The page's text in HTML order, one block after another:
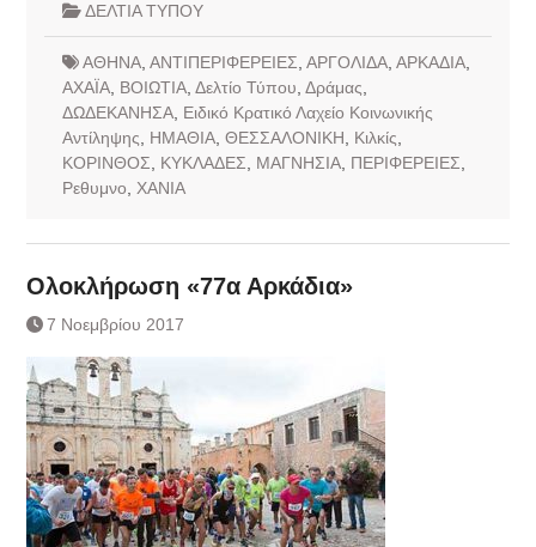
ΔΕΛΤΙΑ ΤΥΠΟΥ
ΑΘΗΝΑ, ΑΝΤΙΠΕΡΙΦΕΡΕΙΕΣ ΑΡΓΟΛΙΔΑ, ΑΡΚΑΔΙΑ,
ΑΧΑΪΑ, ΒΟΙΩΤΙΑ, Δελτίο Τύπου Δράμας
ΔΩΔΕΚΑΝΗΣΑ, Ειδικό Κρατικό Λαχείο Κοινωνικής
Αντίληψης
ΗΜΑΘΙΑ, ΘΕΣΣΑΛΟΝΙΚΗ Κιλκίς
ΚΟΡΙΝΘΟΣ
ΚΥΚΛΑΔΕΣ ΜΑΓΝΗΣΙΑ, ΠΕΡΙΦΕΡΕΙΕΣ
Ρεθυμνο
ΧΑΝΙΑ
Ολοκλήρωση «77α Αρκάδια»
7 Νοεμβρίου 2017